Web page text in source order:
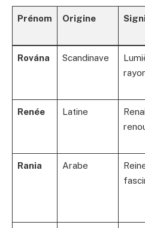
Prénom Origine
Rována Scandinave
Renée Latine
Rania Arabe